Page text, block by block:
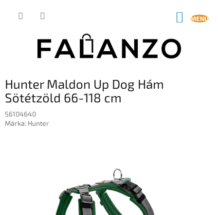
KOSÁR
Hunter Maldon Up Dog Hám
Sötétzöld 66-118 cm
S6104640
Márka: Hunter